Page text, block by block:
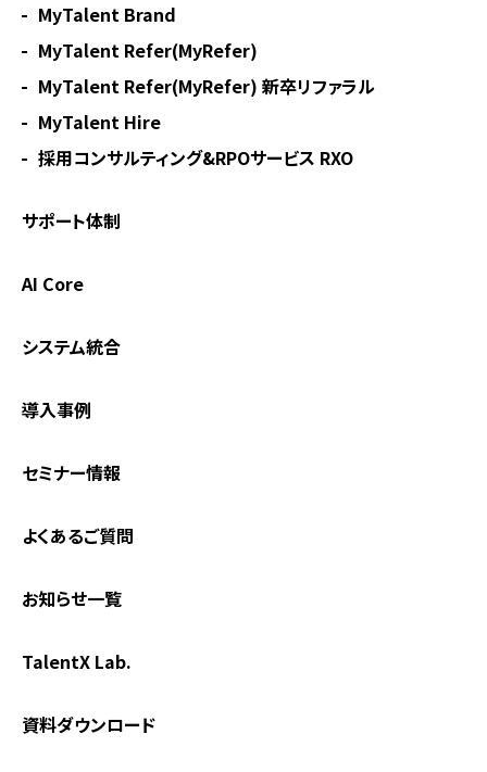
MyTalent Brand
MyTalent Refer(MyRefer)
MyTalent Refer(MyRefer) 新卒リファラル
MyTalent Hire
採用コンサルティング&RPOサービス RXO
サポート体制
AI Core
システム統合
導入事例
セミナー情報
よくあるご質問
お知らせ一覧
TalentX Lab.
資料ダウンロード